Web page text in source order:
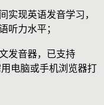
实现英语发音学习，
听力水平；
发音器，已支持
电脑或手机浏览器打